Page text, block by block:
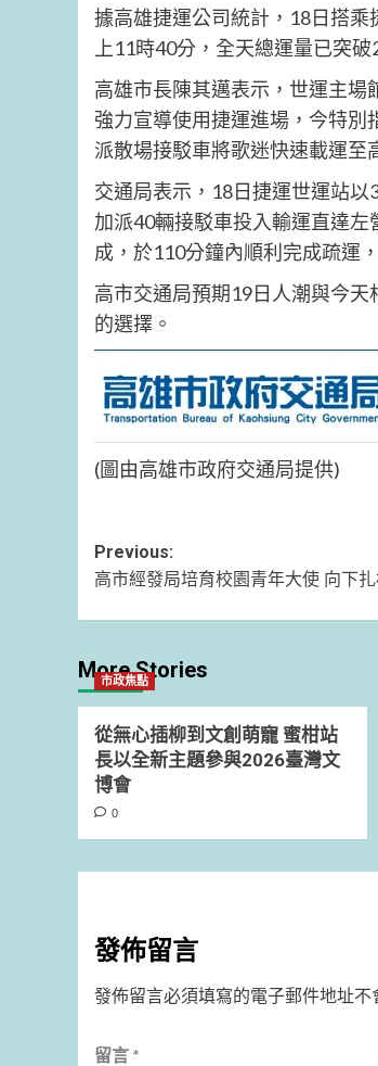
據高雄捷運公司統計，18日搭
上11時40分，全天總運量已突破
高雄市長陳其邁表示，世運主
強力宣導使用捷運進場，今特
派散場接駁車將歌迷快速載運至
交通局表示，18日捷運世運站
加派40輛接駁車投入輸運直達
成，於110分鐘內順利完成疏運
高市交通局預期19日人潮與今
的選擇。
(圖由高雄市政府交通局提供)
Post
navigation
Previous:
高市經發局培育校園青年大使 向下
More Stories
市政焦點
從無心插柳到文創萌寵 蜜柑站
長以全新主題參與2026臺灣文
博會
0
發佈留言
發佈留言必須填寫的電子郵件地址不
留言 *